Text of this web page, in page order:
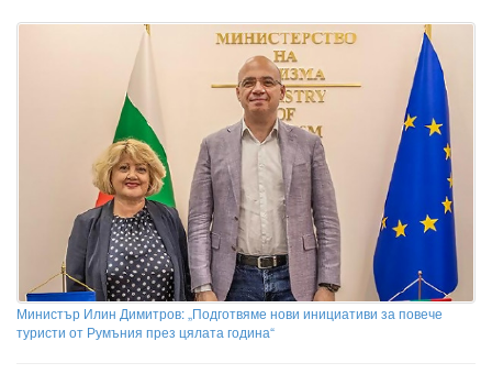
Министър Илин Димитров: „Подготвяме нови инициативи за повече
туристи от Румъния през цялата година“